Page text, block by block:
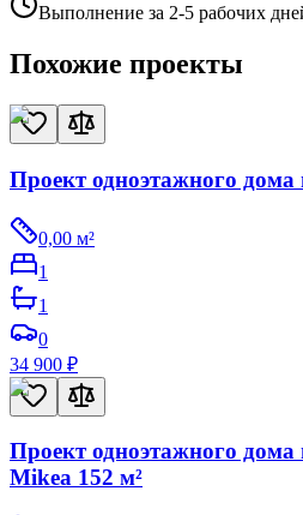
Выполнение за 2-5 рабочих
Похожие проекты
Проект одноэтажного дома
0,00 м²
1
1
0
34 900 ₽
Проект одноэтажного дома
Mikea 152 м²